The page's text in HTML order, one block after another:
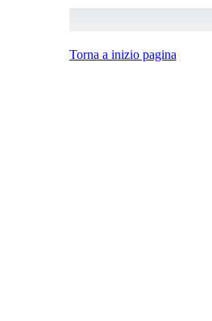
Torna a inizio pagina